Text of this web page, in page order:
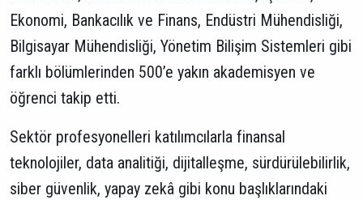
Ekonomi, Bankacılık ve Finans, Endüstri Mühendisliği,
Bilgisayar Mühendisliği, Yönetim Bilişim Sistemleri gibi
farklı bölümlerinden 500’e yakın akademisyen ve
öğrenci takip etti.
Sektör profesyonelleri katılımcılarla finansal
teknolojiler, data analitiği, dijitalleşme, sürdürülebilirlik,
siber güvenlik, yapay zekâ gibi konu başlıklarındaki